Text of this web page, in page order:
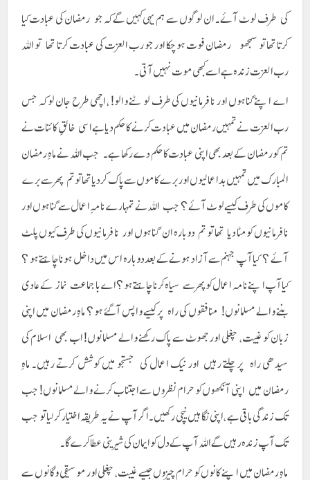
کی طرف لوٹ آئے۔ ان لوگوں سے ہم یہی کہیں گے کہ جو رمضان کی عبادت کیا
کرتا تھا تو سمجھو رمضان فوت ہو چکا اور جو رب العزت کی عبادت کرتا تھا تو اللہ
رب العزت زندہ ہے اسے کبھی موت نہیں آتی۔
اے اپنے گناہوں اور نافرمانیوں کی طرف لوٹنے والو! ، اچھی طرح جان لو کہ جس
رب العزت نے تمہیں رمضان میں عبادت کرنے کا حکم دیا ہے اسی خالقِ کائنات نے
تم کو رمضان کے بعد بھی اپنی عبادت کا حکم دے رکھا ہے ۔ جب اللہ نے ماہِ رمضان
المبارک میں تمہیں بد اعمالیوں اور برے کاموں سے پاک کر دیا تھا تو تم پھر سے برے
کاموں کی طرف کیسے لوٹ آئے؟ جب اللہ نے تمہارے نامہِ اعمال سے گناہوں اور
نافرمانیوں کو مٹا دیا تھا تو تم دوبارہ ان گناہوں اور نافرمانیوں کی طرف کیوں پلٹ
آئے ؟ کیا آپ جہنم سے آزاد ہونے کے بعد دوبارہ اس میں داخل ہونا چاہتے ہو ؟
کیا آپ اپنے نامہ اعمال کو پھر سے سیاہ کرنا چاہتے ہو؟ اے با جماعت نماز کے عادی
بننے والے مسلمانوں! منافقوں کی راہ پر کیسے واپس آ گئے ہو؟ ماہِ رمضان میں اپنی
زبان کو غیبت، چغلی اور جھوٹ سے پاک رکھنے والے مسلمانوں! اب بھی اسلام کی
سیدھی راہ پر چلتے رہیں اور نیک اعمال کی جستجو میں کوشش کرتے رہیں۔ ماہِ
رمضان میں اپنی آنکھوں کو حرام نظروں سے اجتناب کرنے والےمسلمانوں! جب
تک زندگی باقی ہے ، اپنی نگاہیں نیچی رکھیں ۔ اگرآپ نے یہ طریقہ اختیار کر لیا تو جب
تک آپ زندہ رہیں گے اللہ آپ کے دل کو ایمان کی شیرینی عطا کرے گا۔
ماہِ رمضان میں اپنے کانوں کو حرام چیزوں جیسے غیبت، چغلی اور موسیقی و گانوں سے